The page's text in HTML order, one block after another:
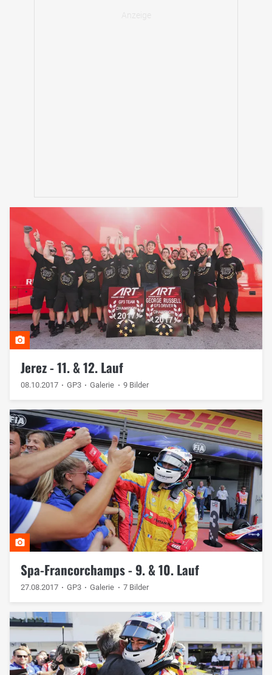
Jerez - 11. & 12. Lauf
08.10.2017 GP3 Galerie 9 Bilder
Spa-Francorchamps - 9. & 10. Lauf
27.08.2017 GP3 Galerie 7 Bilder